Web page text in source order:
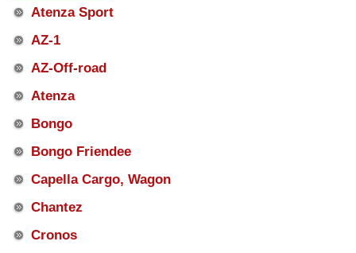
Atenza Sport
AZ-1
AZ-Off-road
Atenza
Bongo
Bongo Friendee
Capella Cargo, Wagon
Chantez
Cronos